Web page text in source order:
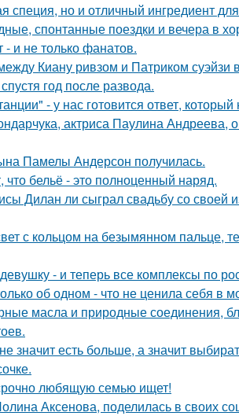
специя, но и отличный ингредиент
спонтанные поездки и вечера в
- и не только фанатов.
Киану ривзом и Патриком суэйзи
год после развода.
- у нас готовится ответ,
актриса Паулина Андреева,
Памелы Андерсон получилась.
бельё - это полноценный наряд.
Дилан ли сыграл свадьбу со своей
с кольцом на безымянном пальце,
- и теперь все комплексы по
об одном - что не ценила себя в
масла и природные соединения,
значит есть больше, а значит
любящую семью ищет!
Аксенова, поделилась в своих